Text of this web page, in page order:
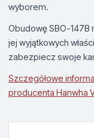
wyborem.
Obudowę SBO-147B
jej wyjątkowych
zabezpiecz swoje
Szczegółowe
producenta Hanwha